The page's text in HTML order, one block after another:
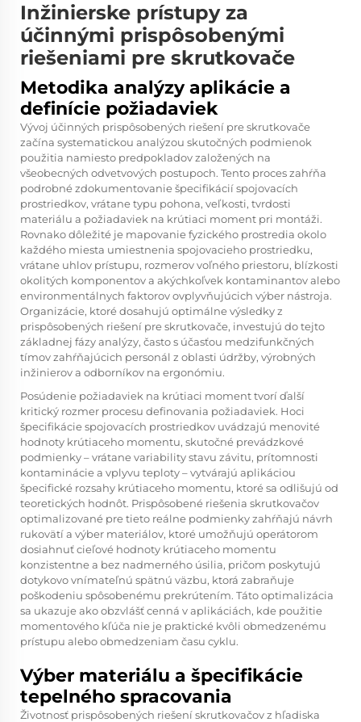
Inžinierske prístupy za
účinnými prispôsobenými
riešeniami pre skrutkovače
Metodika analýzy aplikácie a
definície požiadaviek
Vývoj účinných prispôsobených riešení pre skrutkovače
začína systematickou analýzou skutočných podmienok
použitia namiesto predpokladov založených na
všeobecných odvetvových postupoch. Tento proces zahŕňa
podrobné zdokumentovanie špecifikácií spojovacích
prostriedkov, vrátane typu pohona, veľkosti, tvrdosti
materiálu a požiadaviek na krútiaci moment pri montáži.
Rovnako dôležité je mapovanie fyzického prostredia okolo
každého miesta umiestnenia spojovacieho prostriedku,
vrátane uhlov prístupu, rozmerov voľného priestoru, blízkosti
okolitých komponentov a akýchkoľvek kontaminantov alebo
environmentálnych faktorov ovplyvňujúcich výber nástroja.
Organizácie, ktoré dosahujú optimálne výsledky z
prispôsobených riešení pre skrutkovače, investujú do tejto
základnej fázy analýzy, často s účasťou medzifunkčných
tímov zahŕňajúcich personál z oblasti údržby, výrobných
inžinierov a odborníkov na ergonómiu.
Posúdenie požiadaviek na krútiaci moment tvorí ďalší
kritický rozmer procesu definovania požiadaviek. Hoci
špecifikácie spojovacích prostriedkov uvádzajú menovité
hodnoty krútiaceho momentu, skutočné prevádzkové
podmienky – vrátane variability stavu závitu, prítomnosti
kontaminácie a vplyvu teploty – vytvárajú aplikáciou
špecifické rozsahy krútiaceho momentu, ktoré sa odlišujú od
teoretických hodnôt. Prispôsobené riešenia skrutkovačov
optimalizované pre tieto reálne podmienky zahŕňajú návrh
rukovätí a výber materiálov, ktoré umožňujú operátorom
dosiahnuť cieľové hodnoty krútiaceho momentu
konzistentne a bez nadmerného úsilia, pričom poskytujú
dotykovo vnímateľnú spätnú väzbu, ktorá zabraňuje
poškodeniu spôsobenému prekrútením. Táto optimalizácia
sa ukazuje ako obzvlášť cenná v aplikáciách, kde použitie
momentového kľúča nie je praktické kvôli obmedzenému
prístupu alebo obmedzeniam času cyklu.
Výber materiálu a špecifikácie
tepelného spracovania
Životnosť prispôsobených riešení skrutkovačov z hľadiska